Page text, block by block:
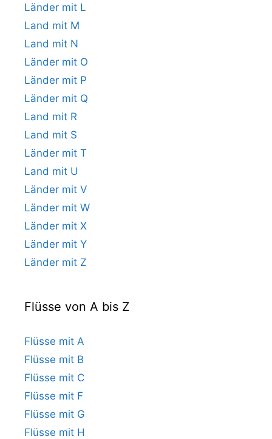
Länder mit L
Land mit M
Land mit N
Länder mit O
Länder mit P
Länder mit Q
Land mit R
Land mit S
Länder mit T
Land mit U
Länder mit V
Länder mit W
Länder mit X
Länder mit Y
Länder mit Z
Flüsse von A bis Z
Flüsse mit A
Flüsse mit B
Flüsse mit C
Flüsse mit F
Flüsse mit G
Flüsse mit H